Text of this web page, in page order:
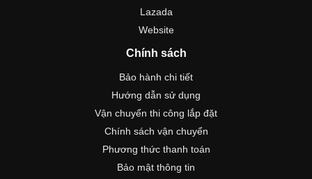
Lazada
Website
Chính sách
Bảo hành chi tiết
Hướng dẫn sử dụng
Vận chuyển thi công lắp đặt
Chính sách vận chuyển
Phương thức thanh toán
Bảo mật thông tin